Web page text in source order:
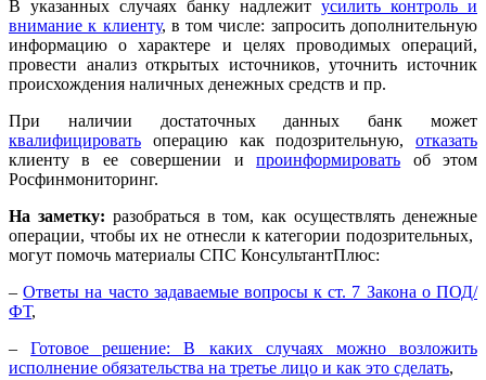
В указанных случаях банку надлежит усилить контроль и
внимание к клиенту, в том числе: запросить дополнительную
информацию о характере и целях проводимых операций,
провести анализ открытых источников, уточнить источник
происхождения наличных денежных средств и пр.
При наличии достаточных данных банк может
квалифицировать операцию как подозрительную, отказать
клиенту в ее совершении ипроинформировать об этом
Росфинмониторинг.
На заметку: разобраться в том, как осуществлять денежные
операции, чтобы их не отнесли к категории подозрительных,
могут помочь материалы СПС КонсультантПлюс:
–Ответы на часто задаваемые вопросы к ст. 7 Закона о ПОД/
ФТ,
–Готовое решение: В каких случаях можно возложить
исполнение обязательства на третье лицо и как это сделать,